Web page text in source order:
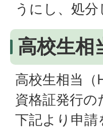
うにし、処分
高校生相
高校生相当
資格証発行
下記より申